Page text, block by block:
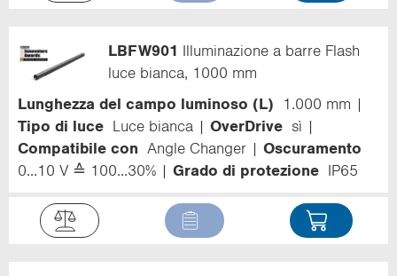
LBFW901 Illuminazione a barre Flash
luce bianca, 1000 mm
Lunghezza del campo luminoso (L)
1.000 mm
Tipo di luce
Luce bianca OverDrive
sì
Compatibile con
Angle Changer
Oscuramento
0...10 V ≙ 100...30%
Grado di protezione IP65